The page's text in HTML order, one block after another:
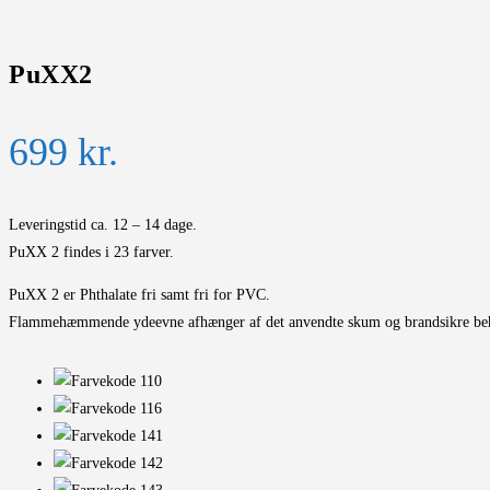
PuXX2
699 kr.
Leveringstid ca. 12 – 14 dage.
PuXX 2 findes i 23 farver.
PuXX 2 er Phthalate fri samt fri for PVC.
Flammehæmmende ydeevne afhænger af det anvendte skum og brandsikre